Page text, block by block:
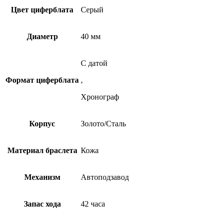
Цвет циферблата Серый
Диаметр 40 мм
Формат циферблата
С датой
,
Хронограф
Корпус Золото/Cталь
Материал браслета Кожа
Механизм Автоподзавод
Запас хода 42 часа